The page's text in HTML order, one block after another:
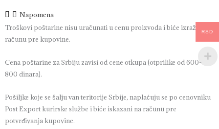
Napomena
Troškovi poštarine nisu uračunati u cenu proizvoda i biće izraženi u
računu pre kupovine.
Cena poštarine za Srbiju zavisi od cene otkupa (otprilike od 600-
800 dinara).
Pošiljke koje se šalju van teritorije Srbije, naplaćuju se po cenovniku
Post Export kurirske službe i biće iskazani na računu pre
potvrđivanja kupovine.
RSD